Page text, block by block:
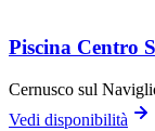
Piscina Centro
Cernusco sul
Vedi disponibilità